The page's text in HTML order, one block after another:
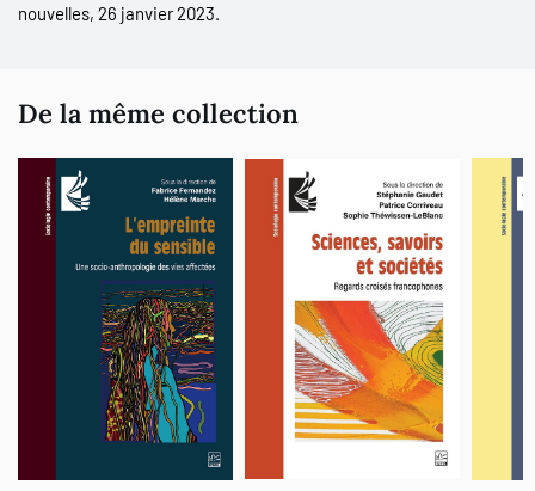
ou autre, qu’il s’agisse de contrôle social, d’éducation ou de
nouvelles, 26 janvier 2023.
De la même collection